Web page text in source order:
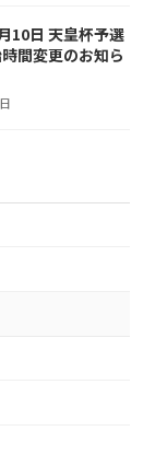
10日 天皇杯予選
間変更のお知ら